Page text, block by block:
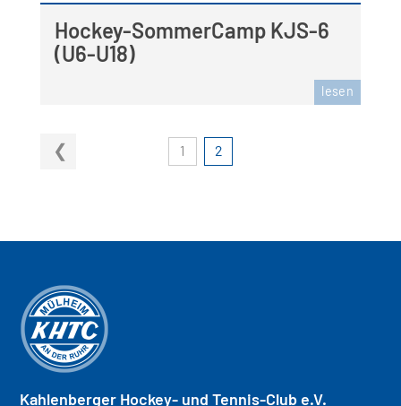
Hockey-SommerCamp KJS-6
(U6-U18)
lesen
1 2
Kahlenberger Hockey- und Tennis-Club e.V.